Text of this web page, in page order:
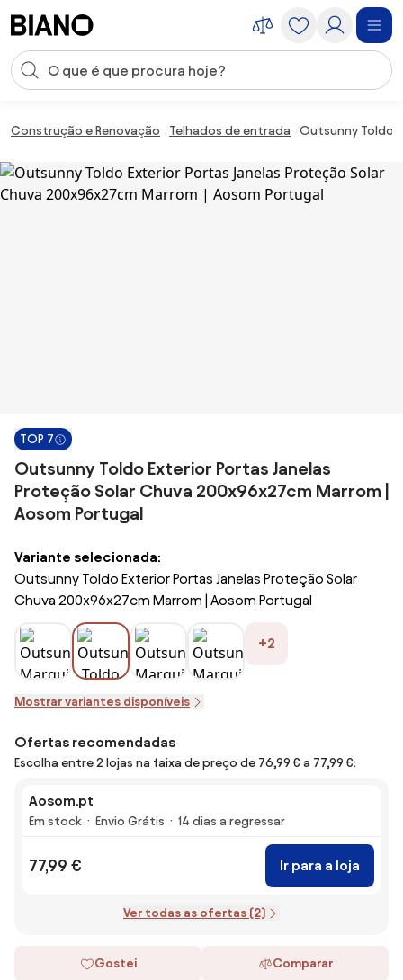
Entrada de pesquisa
Construção e Renovação Telhados de entrada Outsunny Toldo
TOP 7
Outsunny Toldo Exterior Portas Janelas
Proteção Solar Chuva 200x96x27cm Marrom |
Aosom Portugal
Variante selecionada:
Outsunny Toldo Exterior Portas Janelas Proteção Solar
Chuva 200x96x27cm Marrom | Aosom Portugal
+2
Mostrar variantes disponíveis
Ofertas recomendadas
Escolha entre 2 lojas na faixa de preço de 76,99 € a 77,99 €:
Aosom.pt
Em stock Envio Grátis 14 dias a regressar
77,99 € Ir para a loja
Ver todas as ofertas (2)
Gostei Comparar